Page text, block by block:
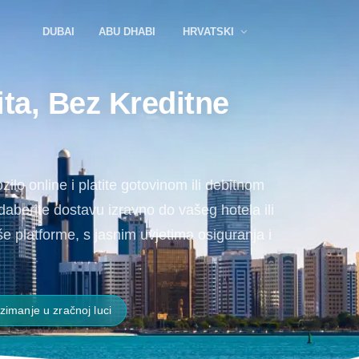
DUBAI ABU DHABI HRVATSKI
Bez Kreditne
online i platite gotovinom ili debitnom
dostavu izravno do vašeg hotela ili
platforme, s jasnim uvjetima osiguranja i
u zračnoj luci